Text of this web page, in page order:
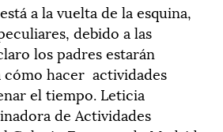
a la vuelta de la esquina,
debido a las
los padres estarán
cómo hacer actividades
el tiempo. Leticia
de Actividades